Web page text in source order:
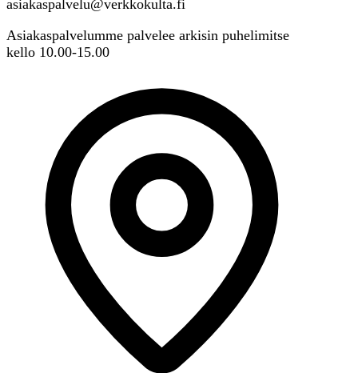
asiakaspalvelu@verkkokulta.fi
Asiakaspalvelumme palvelee arkisin puhelimitse
kello 10.00-15.00